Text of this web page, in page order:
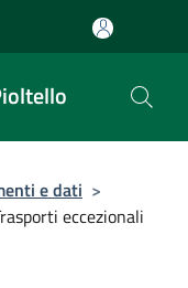
e dati >
eccezionali